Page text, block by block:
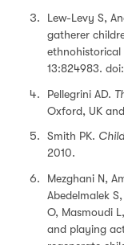
Lew-Levy S,
gatherer
ethnohistorical
13:824983.
Pellegrini AD.
Oxford, UK
Smith PK.
2010.
Mezghani N,
Abedelmalek
O, Masmoudi
and playing